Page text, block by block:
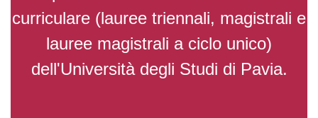
curriculare (lauree triennali, magistrali e
lauree magistrali a ciclo unico)
dell'Università degli Studi di Pavia.